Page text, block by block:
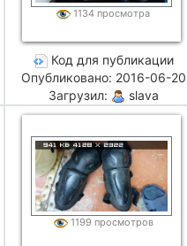
1134 просмотра
Код для публикации
Опубликовано: 2016-06-20
Загрузил:
slava
1199 просмотров